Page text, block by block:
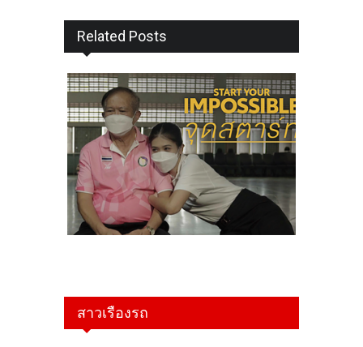
Related Posts
สาวเรืองรถ